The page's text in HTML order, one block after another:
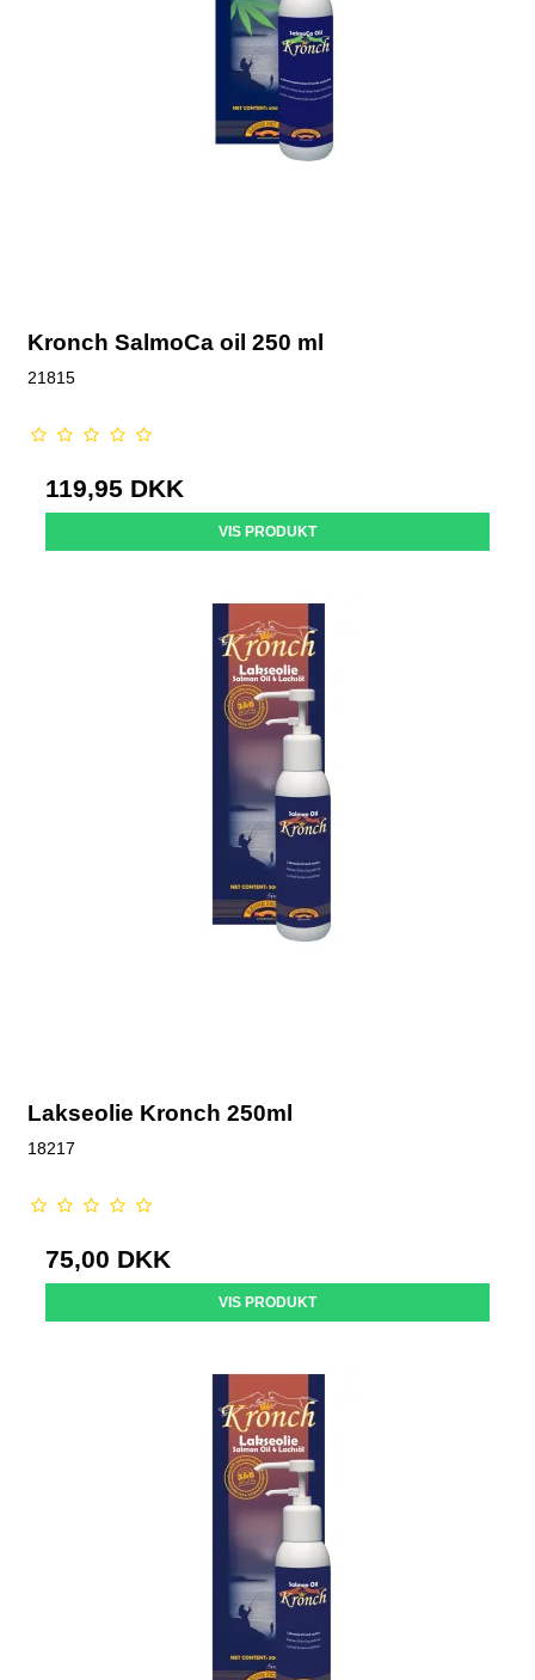
Kronch SalmoCa oil 250 ml
21815
119,95 DKK
VIS PRODUKT
Lakseolie Kronch 250ml
18217
75,00 DKK
VIS PRODUKT